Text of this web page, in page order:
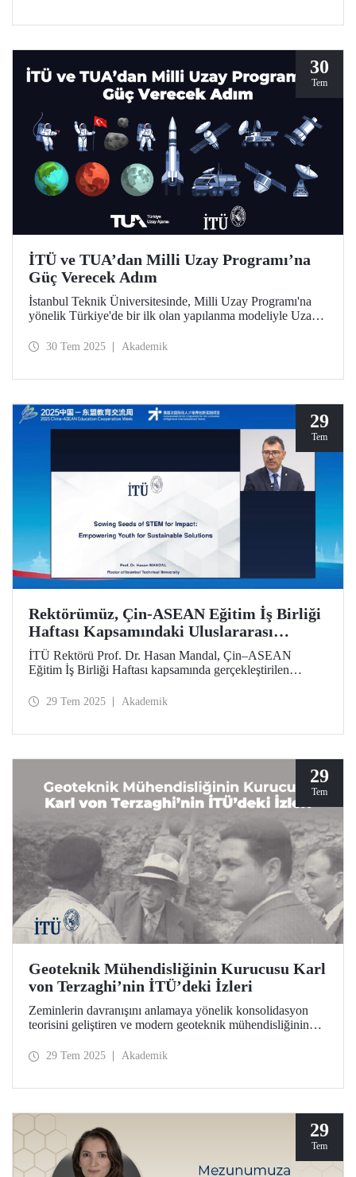
30
Tem
İTÜ ve TUA’dan Milli Uzay Programı’na
Güç Verecek Adım
İstanbul Teknik Üniversitesinde, Milli Uzay Programı'na
yönelik Türkiye'de bir ilk olan yapılanma modeliyle Uzay
kuruldu.
30 Tem 2025 Akademik
29
Tem
Rektörümüz, Çin-ASEAN Eğitim İş Birliği
Haftası Kapsamındaki Uluslararası
Sempozyumda İTÜ’nün Yaklaşımını ve
Stratejisini Aktardı
İTÜ Rektörü Prof. Dr. Hasan Mandal, Çin–ASEAN
Eğitim İş Birliği Haftası kapsamında gerçekleştirilen
Prof. Dr. Mandal, “Etki İçin STEM Tohumları Ekmek:
aktardı.
29 Tem 2025 Akademik
29
Tem
Geoteknik Mühendisliğinin Kurucusu Karl
von Terzaghi’nin İTÜ’deki İzleri
Zeminlerin davranışını anlamaya yönelik konsolidasyon
teorisini geliştiren ve modern geoteknik mühendisliğinin
Terzaghi’nin ders notları, mektupları, fotoğrafları ve deney
29 Tem 2025 Akademik
29
Tem